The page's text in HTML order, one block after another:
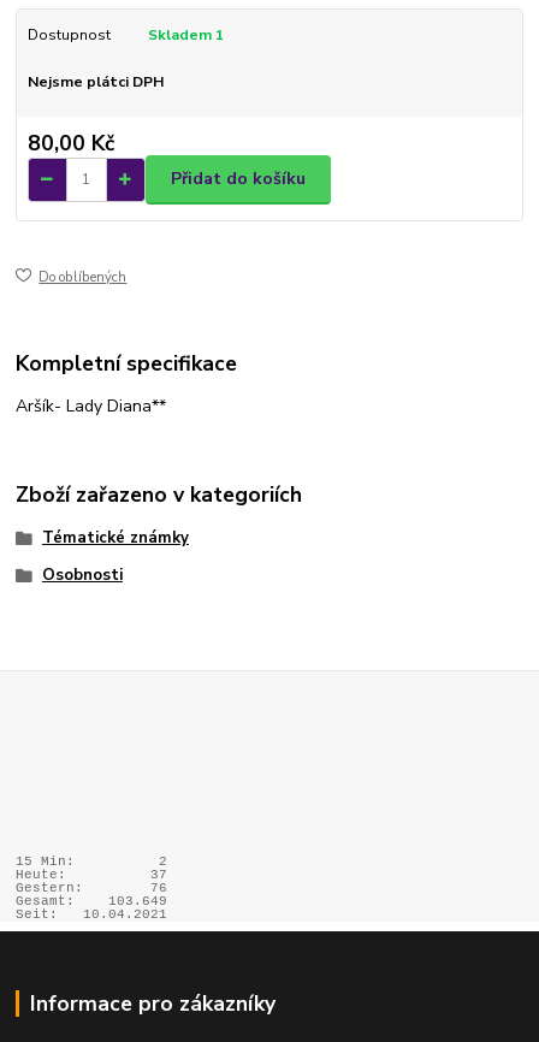
Dostupnost Skladem 1
Nejsme plátci DPH
80,00 Kč
Přidat do košíku
Do oblíbených
Kompletní specifikace
Aršík- Lady Diana**
Zboží zařazeno v kategoriích
Tématické známky
Osobnosti
15 Min:
2
Heute:
37
Gestern:
76
Gesamt:
103.649
Seit:
10.04.2021
Informace pro zákazníky